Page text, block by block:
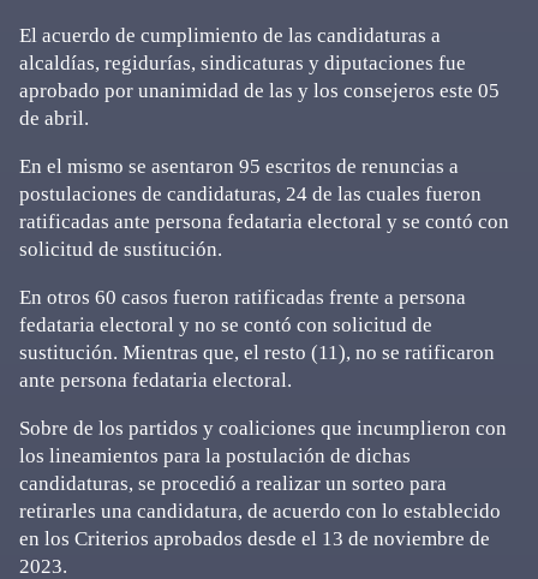
El acuerdo de cumplimiento de las candidaturas a
alcaldías, regidurías, sindicaturas y diputaciones fue
aprobado por unanimidad de las y los consejeros este 05
de abril.
En el mismo se asentaron 95 escritos de renuncias a
postulaciones de candidaturas, 24 de las cuales fueron
ratificadas ante persona fedataria electoral y se contó con
solicitud de sustitución.
En otros 60 casos fueron ratificadas frente a persona
fedataria electoral y no se contó con solicitud de
sustitución. Mientras que, el resto (11), no se ratificaron
ante persona fedataria electoral.
Sobre de los partidos y coaliciones que incumplieron con
los lineamientos para la postulación de dichas
candidaturas, se procedió a realizar un sorteo para
retirarles una candidatura, de acuerdo con lo establecido
en los Criterios aprobados desde el 13 de noviembre de
2023.